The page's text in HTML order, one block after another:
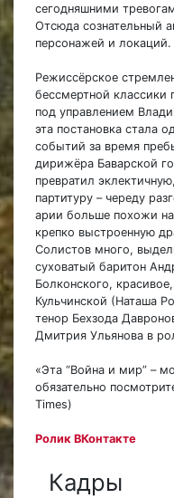
сегодняшними
Отсюда сознательный
персонажей и локаций.
Режиссёрское
бессмертной классики
под управлением
эта постановка стала
событий за время
дирижёра Баварской
превратил
партитуру – череду
арии больше похожи
крепко выстроенную
Солистов много,
суховатый баритон
Болконского,
Кульчинской (Наташа
тенор Бехзода
Дмитрия Ульянова в
«Эта “Война и мир” –
обязательно
Times)
Ролик ВКонтакте
Кадры